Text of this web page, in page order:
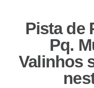
Pista de
Pq.
Valinhos